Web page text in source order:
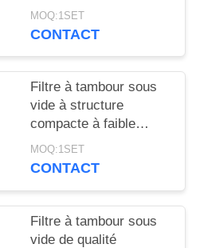
déshydratation à
fonctionnement stable
MOQ:1SET
CONTACT
Filtre à tambour sous
vide à structure
compacte à faible
consommation
d'énergie et en acier
l'amidon
MOQ:1SET
CONTACT
Filtre à tambour sous
vide de qualité